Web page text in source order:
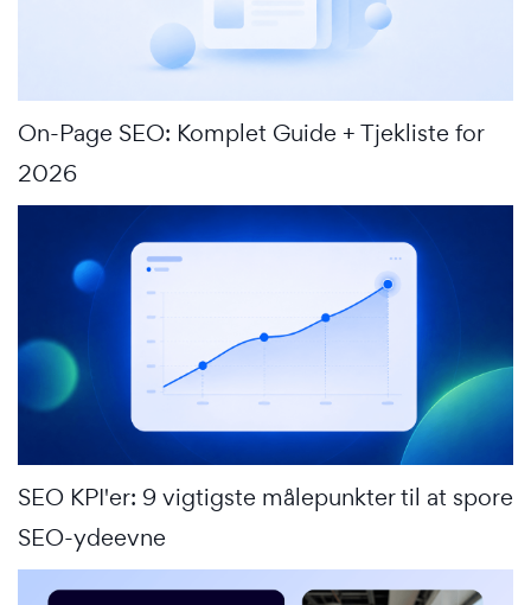
On-Page SEO: Komplet Guide + Tjekliste for
2026
SEO KPI'er: 9 vigtigste målepunkter til at spore
SEO-ydeevne